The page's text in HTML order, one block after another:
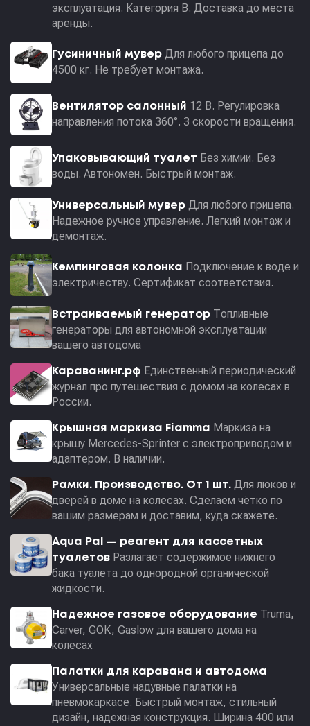
эксплуатация. Категория В. Доставка до места
аренды.
Гусиничный мувер Для любого прицепа до
4500 кг. Не требует монтажа.
Вентилятор салонный 12 В. Регулировка
направления потока 360°. 3 скорости вращения.
Упаковывающий туалет Без химии. Без
воды. Автономен. Быстрый монтаж.
Универсальный мувер Для любого прицепа.
Надежное ручное управление. Легкий монтаж и
демонтаж.
Кемпинговая колонка Подключение к воде и
электричеству. Сертификат соответствия.
Встраиваемый генератор Топливные
генераторы для автономной эксплуатации
вашего автодома
Караванинг.рф Единственный периодический
журнал про путешествия с домом на колесах в
России.
Крышная маркиза Fiamma Маркиза на
крышу Mercedes-Sprinter с электроприводом и
адаптером. В наличии.
Рамки. Производство. От 1 шт. Для люков и
дверей в доме на колесах. Сделаем чётко по
вашим размерам и доставим, куда скажете.
Aqua Pal — pеагент для кассетных
туалетов Разлагает содержимое нижнего
бака туалета до однородной органической
жидкости.
Надежное газовое оборудование Truma,
Carver, GOK, Gaslow для вашего дома на
колесах
Палатки для каравана и автодома
Универсальные надувные палатки на
пневмокаркасе. Быстрый монтаж, стильный
дизайн, надежная конструкция. Ширина 400 или